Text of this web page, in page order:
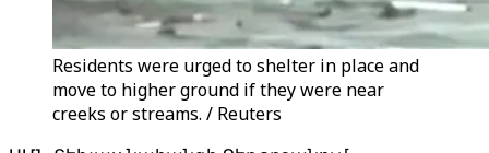
Residents were urged to shelter in place and
move to higher ground if they were near
creeks or streams. / Reuters